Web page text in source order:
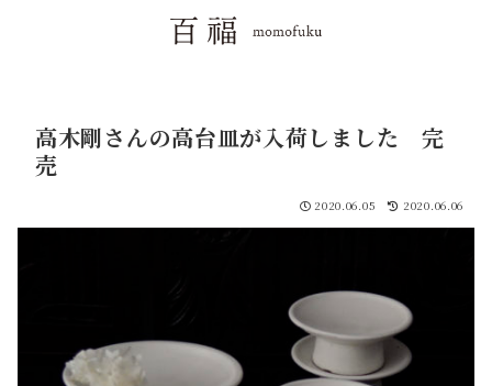
高木剛さんの高台皿が入荷しました 完
売
2020.06.05 2020.06.06